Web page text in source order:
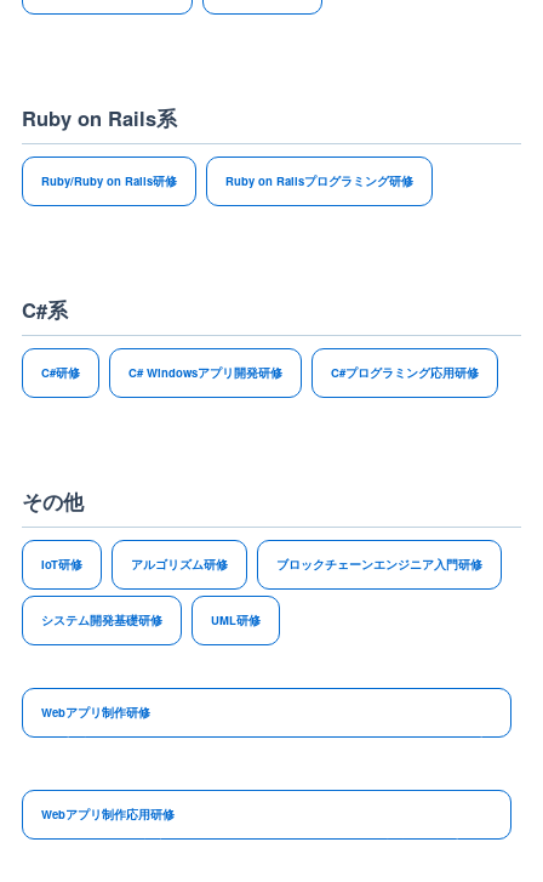
Ruby on Rails系
Ruby/Ruby on Rails研修 Ruby on Railsプログラミング研修
C#系
C#研修 C# Windowsアプリ開発研修 C#プログラミング応用研修
その他
IoT研修 アルゴリズム研修 ブロックチェーンエンジニア入門研修
システム開発基礎研修 UML研修
Webアプリ制作研修
Webアプリ制作研修では、JavaScriptのフレームワークであるReactを用いてToDoアプリや
Webアプリ制作応用研修
ターゲットユーザーの設定、ユーザビリティやアクセシビリティの概念などアプリのUXを